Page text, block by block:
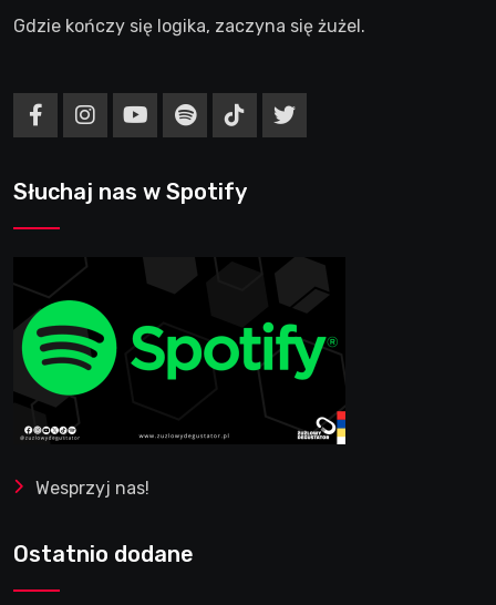
Gdzie kończy się logika, zaczyna się żużel.
Słuchaj nas w Spotify
Wesprzyj nas!
Ostatnio dodane